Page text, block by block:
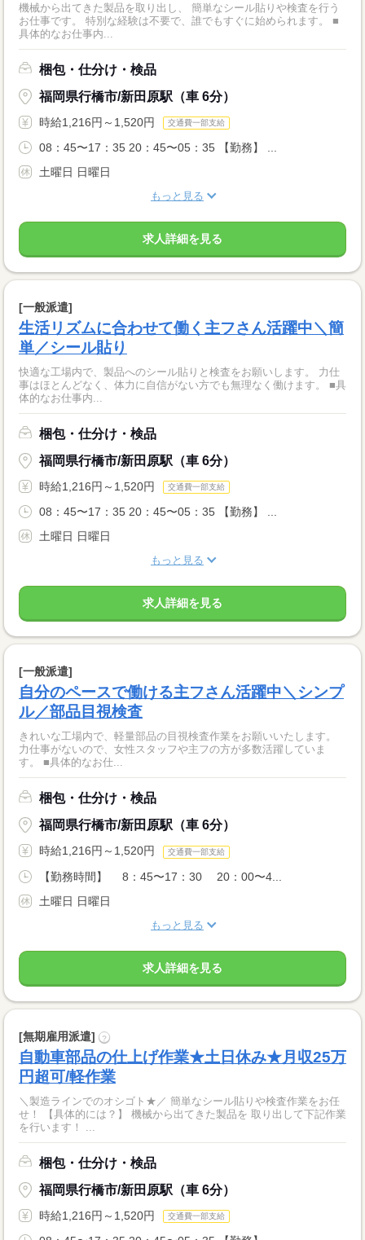
機械から出てきた製品を取り出し、 簡単なシール貼りや検査を行う
お仕事です。 特別な経験は不要で、誰でもすぐに始められます。 ■
具体的なお仕事内...
梱包・仕分け・検品
福岡県行橋市/新田原駅（車 6分）
時給1,216円～1,520円 交通費一部支給
08：45〜17：35 20：45〜05：35 【勤務】 ...
土曜日 日曜日
もっと見る
求人詳細を見る
[一般派遣]
生活リズムに合わせて働く主フさん活躍中＼簡
単／シール貼り
快適な工場内で、製品へのシール貼りと検査をお願いします。 力仕
事はほとんどなく、体力に自信がない方でも無理なく働けます。 ■具
体的なお仕事内...
梱包・仕分け・検品
福岡県行橋市/新田原駅（車 6分）
時給1,216円～1,520円 交通費一部支給
08：45〜17：35 20：45〜05：35 【勤務】 ...
土曜日 日曜日
もっと見る
求人詳細を見る
[一般派遣]
自分のペースで働ける主フさん活躍中＼シンプ
ル／部品目視検査
きれいな工場内で、軽量部品の目視検査作業をお願いいたします。
力仕事がないので、女性スタッフや主フの方が多数活躍していま
す。 ■具体的なお仕...
梱包・仕分け・検品
福岡県行橋市/新田原駅（車 6分）
時給1,216円～1,520円 交通費一部支給
【勤務時間】 8：45〜17：30 20：00〜4...
土曜日 日曜日
もっと見る
求人詳細を見る
[無期雇用派遣] ?
自動車部品の仕上げ作業★土日休み★月収25万
円超可/軽作業
＼製造ラインでのオシゴト★／ 簡単なシール貼りや検査作業をお任
せ！ 【具体的には？】 機械から出てきた製品を 取り出して下記作業
梱包・仕分け・検品
福岡県行橋市/新田原駅（車 6分）
時給1,216円～1,520円 交通費一部支給